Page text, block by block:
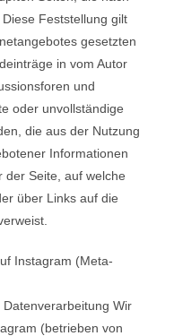
Feststellung gilt
gesetzten
in vom Autor
und
oder unvollständige
die aus der Nutzung
Informationen
der Seite, auf welche
über Links auf die
Instagram (Meta-
Wir
(betrieben von